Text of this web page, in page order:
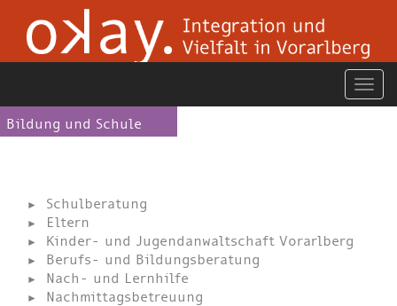
Bildung und Schule
Schulberatung
Eltern
Kinder- und Jugendanwaltschaft Vorarlberg
Berufs- und Bildungsberatung
Nach- und Lernhilfe
Nachmittagsbetreuung